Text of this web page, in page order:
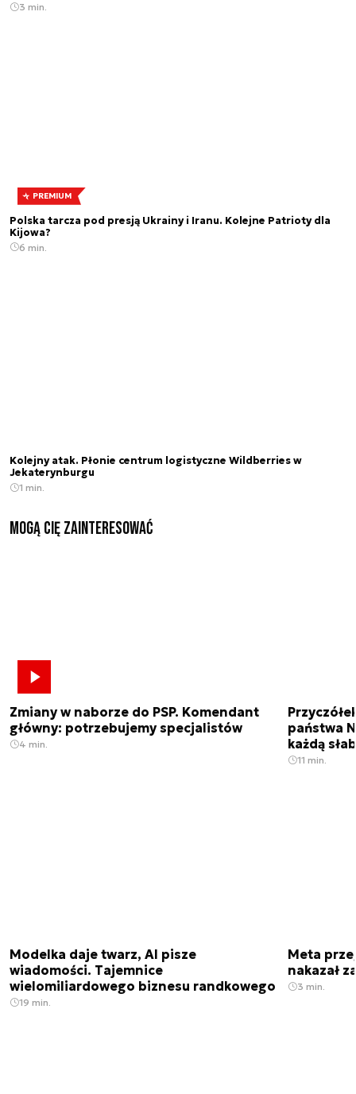
3 min.
PREMIUM
Polska tarcza pod presją Ukrainy i Iranu. Kolejne Patrioty dla
Kijowa?
6 min.
Kolejny atak. Płonie centrum logistyczne Wildberries w
Jekaterynburgu
1 min.
Mogą Cię zainteresować
Zmiany w naborze do PSP. Komendant
główny: potrzebujemy specjalistów
4 min.
państwa
każdą
11 min.
Modelka daje twarz, AI pisze
wiadomości. Tajemnice
wielomiliardowego biznesu randkowego
19 min.
Meta
nakazał
3 min.